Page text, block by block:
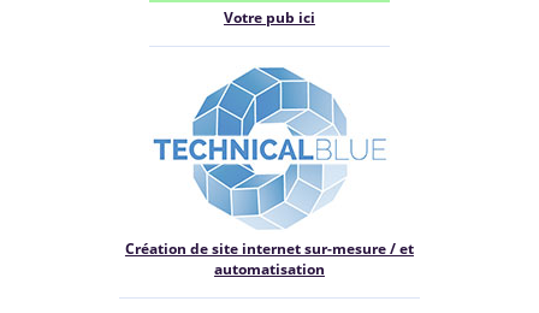
Votre pub ici
Création de site internet sur-mesure / et
automatisation